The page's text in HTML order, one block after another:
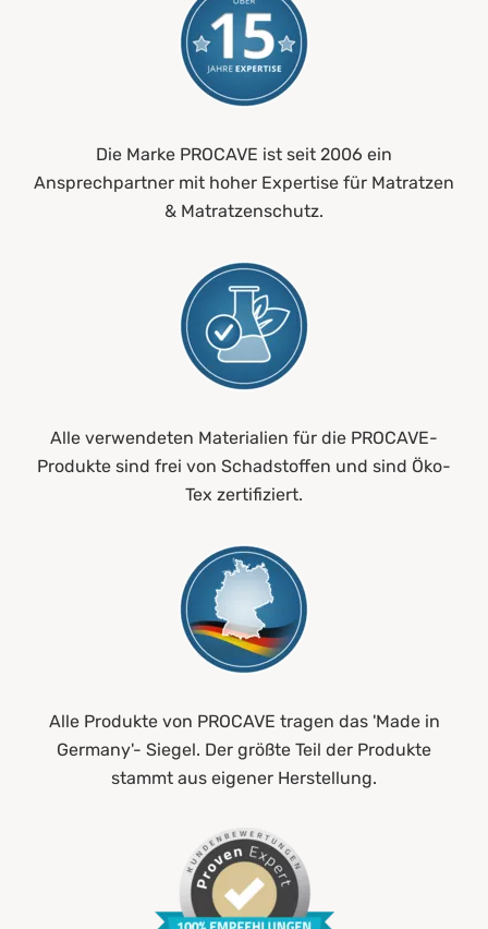
Die Marke PROCAVE ist seit 2006 ein
Ansprechpartner mit hoher Expertise für Matratzen
& Matratzenschutz.
Alle verwendeten Materialien für die PROCAVE-
Produkte sind frei von Schadstoffen und sind Öko-
Tex zertifiziert.
Alle Produkte von PROCAVE tragen das 'Made in
Germany'- Siegel. Der größte Teil der Produkte
stammt aus eigener Herstellung.